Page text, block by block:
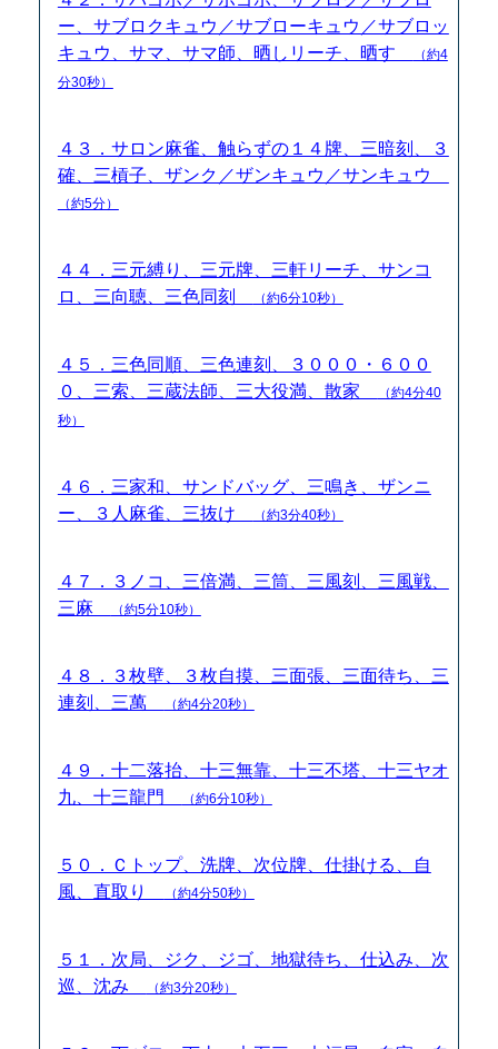
ー、サブロクキュウ／サブローキュウ／サブロッ
キュウ、サマ、サマ師、晒しリーチ、晒す
（約4
分30秒）
４３．サロン麻雀、触らずの１４牌、三暗刻、３
確、三槓子、ザンク／ザンキュウ／サンキュウ
（約5分）
４４．三元縛り、三元牌、三軒リーチ、サンコ
ロ、三向聴、三色同刻
（約6分10秒）
４５．三色同順、三色連刻、３０００・６００
０、三索、三蔵法師、三大役満、散家
（約4分40
秒）
４６．三家和、サンドバッグ、三鳴き、ザンニ
ー、３人麻雀、三抜け
（約3分40秒）
４７．３ノコ、三倍満、三筒、三風刻、三風戦、
三麻
（約5分10秒）
４８．３枚壁、３枚自摸、三面張、三面待ち、三
連刻、三萬
（約4分20秒）
４９．十二落抬、十三無靠、十三不塔、十三ヤオ
九、十三龍門
（約6分10秒）
５０．Ｃトップ、洗牌、次位牌、仕掛ける、自
風、直取り
（約4分50秒）
５１．次局、ジク、ジゴ、地獄待ち、仕込み、次
巡、沈み
（約3分20秒）